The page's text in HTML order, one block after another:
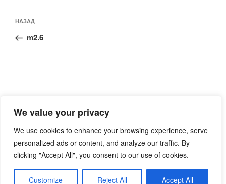
We value your privacy
We use cookies to enhance your browsing experience, serve
personalized ads or content, and analyze our traffic. By
clicking "Accept All", you consent to our use of cookies.
Customize Reject All Accept All
по
записям
Предыдущая
запись:
НАЗАД
m2.6
Русский
Deutsch